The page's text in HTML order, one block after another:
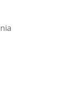
nia